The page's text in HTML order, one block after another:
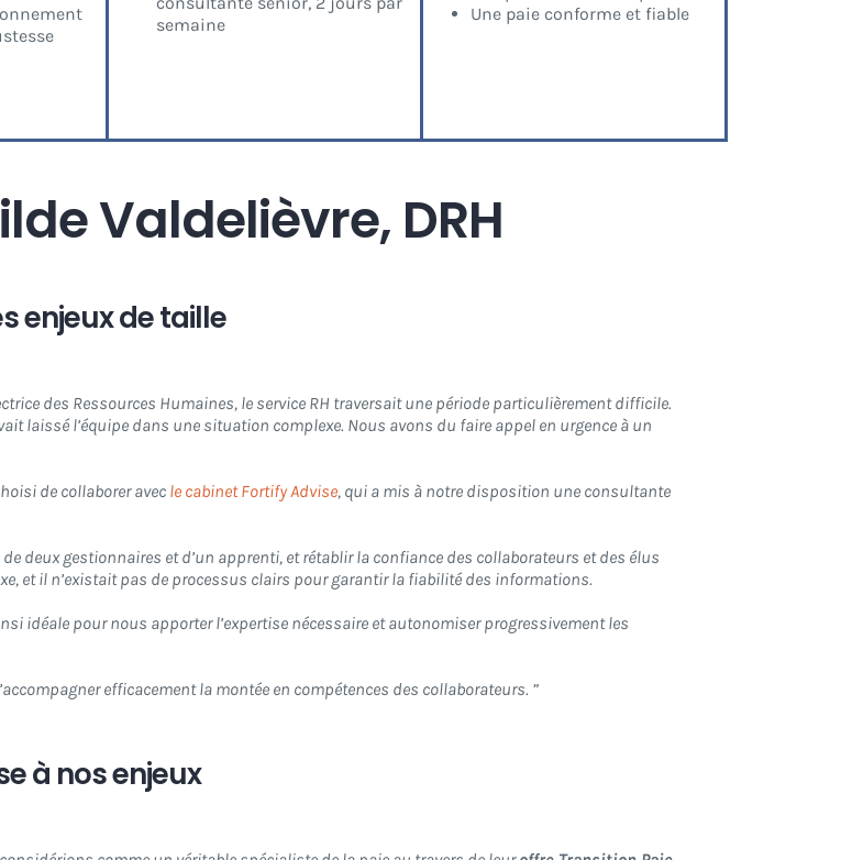
semaine
Une paie conforme et fiable
Valdelièvre, DRH
enjeux de taille
des Ressources Humaines, le service RH traversait une période particulièrement difficile.
laissé l’équipe dans une situation complexe. Nous avons du faire appel en urgence à un
de collaborer avec le cabinet Fortify Advise, qui a mis à notre disposition une consultante
deux gestionnaires et d’un apprenti, et rétablir la confiance des collaborateurs et des élus
et il n’existait pas de processus clairs pour garantir la fiabilité des informations.
idéale pour nous apporter l’expertise nécessaire et autonomiser progressivement les
efficacement la montée en compétences des collaborateurs. ”
à nos enjeux